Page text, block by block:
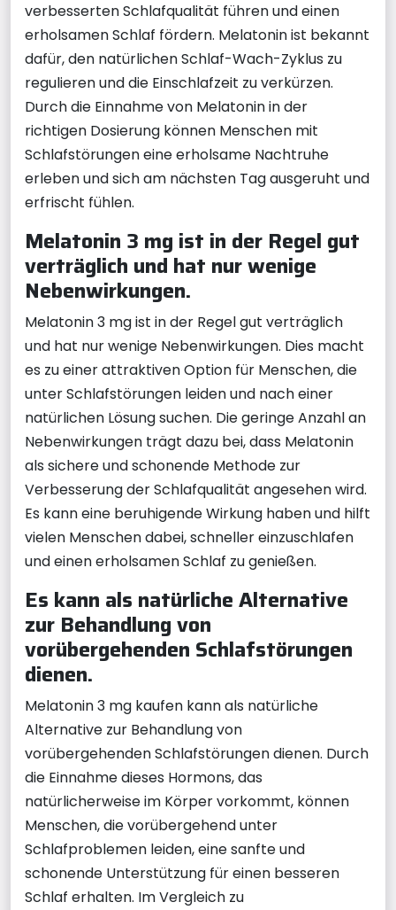
verbesserten Schlafqualität führen und einen
erholsamen Schlaf fördern. Melatonin ist bekannt
dafür, den natürlichen Schlaf-Wach-Zyklus zu
regulieren und die Einschlafzeit zu verkürzen.
Durch die Einnahme von Melatonin in der
richtigen Dosierung können Menschen mit
Schlafstörungen eine erholsame Nachtruhe
erleben und sich am nächsten Tag ausgeruht und
erfrischt fühlen.
Melatonin 3 mg ist in der Regel gut
verträglich und hat nur wenige
Nebenwirkungen.
Melatonin 3 mg ist in der Regel gut verträglich
und hat nur wenige Nebenwirkungen. Dies macht
es zu einer attraktiven Option für Menschen, die
unter Schlafstörungen leiden und nach einer
natürlichen Lösung suchen. Die geringe Anzahl an
Nebenwirkungen trägt dazu bei, dass Melatonin
als sichere und schonende Methode zur
Verbesserung der Schlafqualität angesehen wird.
Es kann eine beruhigende Wirkung haben und hilft
vielen Menschen dabei, schneller einzuschlafen
und einen erholsamen Schlaf zu genießen.
Es kann als natürliche Alternative
zur Behandlung von
vorübergehenden Schlafstörungen
dienen.
Melatonin 3 mg kaufen kann als natürliche
Alternative zur Behandlung von
vorübergehenden Schlafstörungen dienen. Durch
die Einnahme dieses Hormons, das
natürlicherweise im Körper vorkommt, können
Menschen, die vorübergehend unter
Schlafproblemen leiden, eine sanfte und
schonende Unterstützung für einen besseren
Schlaf erhalten. Im Vergleich zu